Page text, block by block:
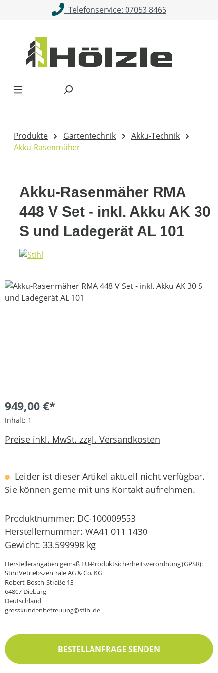
Zum Hauptinhalt springenTelefonservice: 07053 8466
Produkte Gartentechnik
Akku-Technik
Akku-Rasenmäher
Akku-Rasenmäher RMA
448 V Set - inkl. Akku AK 30
S und Ladegerät AL 101
Bildergalerie überspringen
949,00 €*
Inhalt: 1
Preise inkl. MwSt. zzgl. Versandkosten
Leider ist dieser Artikel aktuell nicht verfügbar.
Sie können gerne mit uns Kontakt aufnehmen.
Produktnummer: DC-100009553
Herstellernummer: WA41 011 1430
Gewicht: 33.599998 kg
Herstellerangaben gemäß EU-Produktsicherheitsverordnung (GPSR):
Stihl Vetriebszentrale AG & Co. KG
Robert-Bosch-Straße 13
64807 Dieburg
Deutschland
grosskundenbetreuung@stihl.de
BESTELLANFRAGE SENDEN